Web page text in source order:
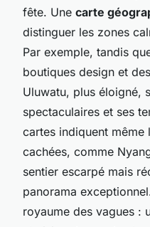
fête. Une carte
distinguer les zones
Par exemple, tandis
boutiques design et
Uluwatu, plus éloigné,
spectaculaires et ses
cartes indiquent même
cachées, comme
sentier escarpé mais
panorama
royaume des vagues :